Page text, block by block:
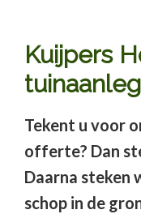
Kuijpers
tuinaanleg
Tekent u voor
offerte? Dan
Daarna steken
schop in de